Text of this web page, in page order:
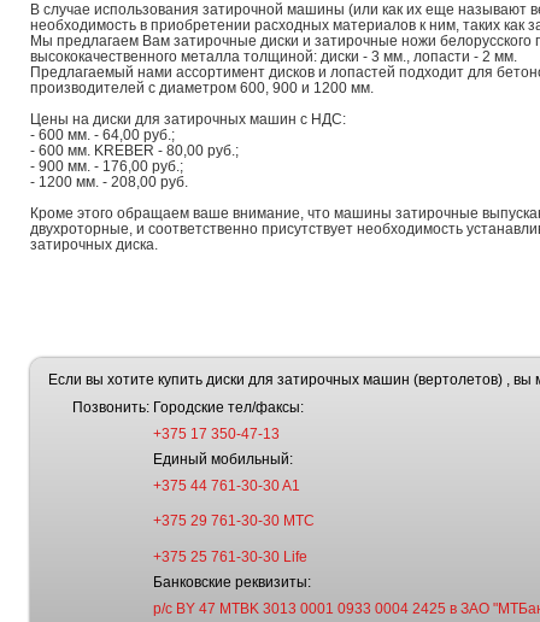
В случае использования затирочной машины (или как их еще называют
необходимость в приобретении расходных материалов к ним, таких как
Мы предлагаем Вам затирочные диски и затирочные ножи белорусского
высококачественного металла толщиной: диски - 3 мм., лопасти - 2 мм.
Предлагаемый нами ассортимент дисков и лопастей подходит для
производителей с диаметром 600, 900 и 1200 мм.
Цены на диски для затирочных машин с НДС:
- 600 мм. - 64,00 руб.;
- 600 мм. KREBER - 80,00 руб.;
- 900 мм. - 176,00 руб.;
- 1200 мм. - 208,00 руб.
Кроме этого обращаем ваше внимание, что машины затирочные
двухроторные, и соответственно присутствует необходимость
затирочных диска.
Если вы хотите купить диски для затирочных машин (вертолетов) , вы
Позвонить: Городские тел/факсы:
+375 17 350-47-13
Единый мобильный:
+375 44 761-30-30 A1
+375 29 761-30-30 МТС
+375 25 761-30-30 Life
Банковские реквизиты:
р/с BY 47 MTBK 3013 0001 0933 0004 2425 в ЗАО